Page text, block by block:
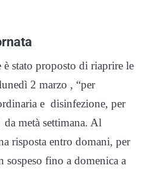
stato proposto di riaprire le
2 marzo , “per
e disinfezione, per
metà settimana. Al
risposta entro domani, per
sospeso fino a domenica a